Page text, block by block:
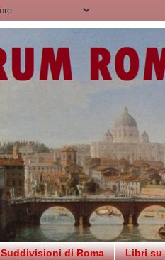
Suddivisioni di Roma Libri su